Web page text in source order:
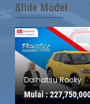
Slide Model
Daihatsu Rocky
Mulai :